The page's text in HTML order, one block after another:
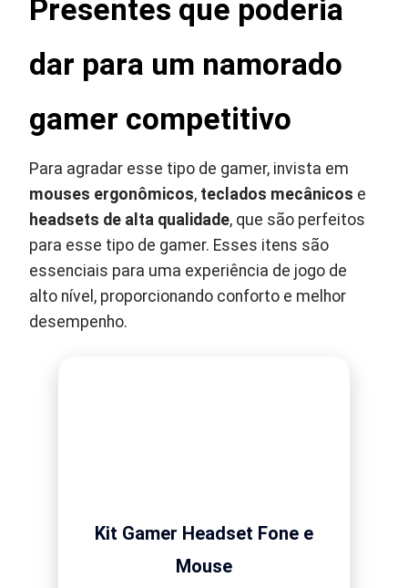
Presentes que poderia
dar para um namorado
gamer competitivo
Para agradar esse tipo de gamer, invista em
mouses ergonômicos, teclados mecânicos e
headsets de alta qualidade, que são perfeitos
para esse tipo de gamer. Esses itens são
essenciais para uma experiência de jogo de
alto nível, proporcionando conforto e melhor
desempenho.
Kit Gamer Headset Fone e
Mouse